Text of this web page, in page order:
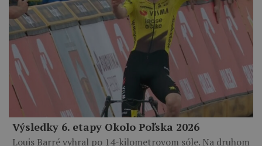
Výsledky 6. etapy Okolo Poľska 2026
Louis Barré vyhral po 14-kilometrovom sóle. Na druhom